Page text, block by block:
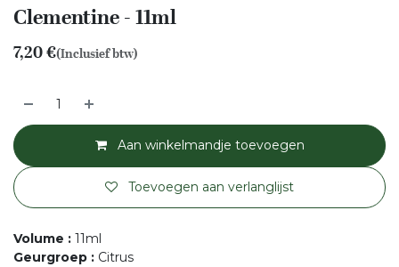
Clementine - 11ml
7,20€(Inclusief btw)
Aan winkelmandje toevoegen
Toevoegen aan verlanglijst
Volume : 11ml
Geurgroep : Citrus